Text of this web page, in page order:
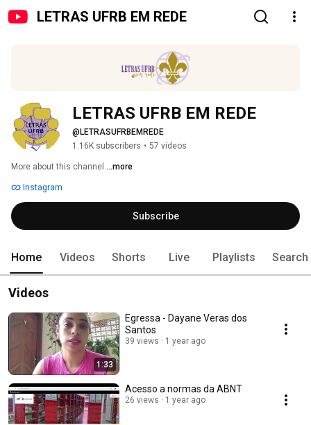
LETRAS UFRB EM REDE
LETRAS UFRB EM REDE
@LETRASUFRBEMREDE
1.16K subscribers • 57 videos
More about this channel ...more
Instagram
Subscribe
Home Videos Shorts Live Playlists Search
Videos
1:33
Egressa - Dayane Veras dos
Santos
39 views 1 year ago
Acesso a normas da ABNT
26 views 1 year ago